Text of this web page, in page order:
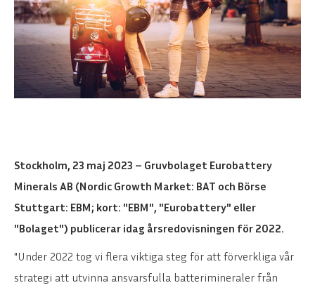
Stockholm, 23 maj 2023 – Gruvbolaget Eurobattery
Minerals AB (Nordic Growth Market: BAT och Börse
Stuttgart: EBM; kort: "EBM", "Eurobattery" eller
"Bolaget") publicerar idag årsredovisningen för 2022.
"Under 2022 tog vi flera viktiga steg för att förverkliga vår
strategi att utvinna ansvarsfulla batterimineraler från